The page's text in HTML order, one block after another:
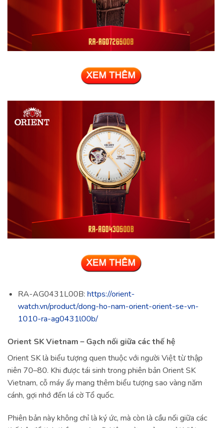
RA-AG0431L00B: https://orient-
watch.vn/product/dong-ho-nam-orient-orient-se-vn-
1010-ra-ag0431l00b/
Orient SK Vietnam – Gạch nối giữa các thế hệ
Orient SK là biểu tượng quen thuộc với người Việt từ thập
niên 70–80. Khi được tái sinh trong phiên bản Orient SK
Vietnam, cỗ máy ấy mang thêm biểu tượng sao vàng năm
cánh, gợi nhớ đến lá cờ Tổ quốc.
Phiên bản này không chỉ là ký ức, mà còn là cầu nối giữa các